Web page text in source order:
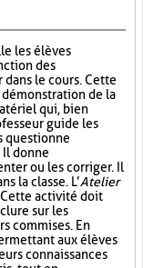
les élèves
des
le cours. Cette
de la
qui, bien
guide les
questionne
donne
ou les corriger. Il
la classe. L’Atelier
activité doit
sur les
commises. En
aux élèves
connaissances